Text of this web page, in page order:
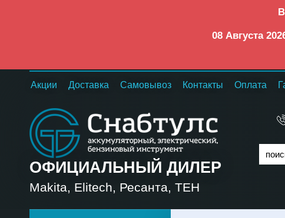
08 Августа
Акции Доставка Самовывоз Контакты Оплата
ОФИЦИАЛЬНЫЙ ДИЛЕР
Makita, Elitech, Ресанта, TEH